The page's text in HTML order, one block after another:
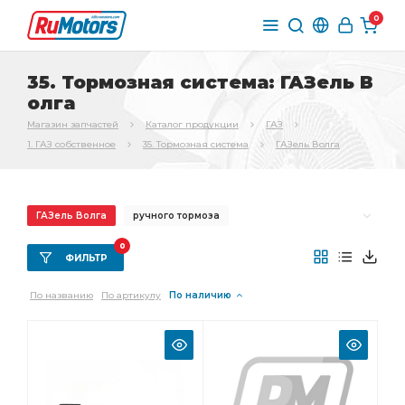
0
35. Тормозная система: ГАЗель В
олга
Магазин запчастей Каталог продукции
ГАЗ
1. ГАЗ собственное
35. Тормозная система ГАЗель Волга
ГАЗель Волга ручного тормоза
переднего тормоза
Трос ручного тормоза
стояночного тормоза Колодка тормоза
заднего тормоза
главного цилиндра
вакуумного усилителя
ФИЛЬТР
0
По названию По артикулу По наличию